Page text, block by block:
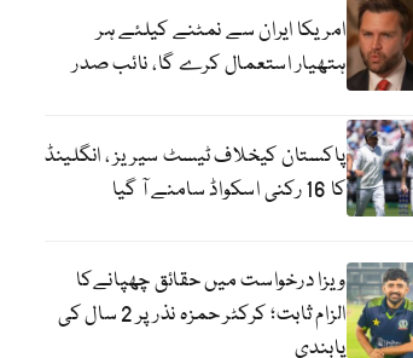
امریکا ایران سے نمٹنے کیلئے ہر
ہتھیار استعمال کرے گا، نائب صدر
پاکستان کیخلاف ٹیسٹ سیریز ، انگلینڈ
کا 16 رکنی اسکواڈ سامنے آ گیا
ویزا درخواست میں حقائق چھپانےکا
الزام ثابت؛ کرکٹر حمزہ نذر پر 2 سال کی
پابندی